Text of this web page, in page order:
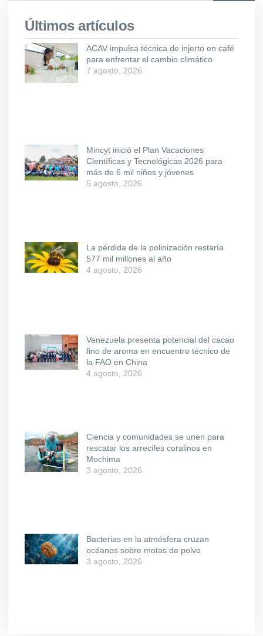
Últimos artículos
ACAV impulsa técnica de injerto en café
para enfrentar el cambio climático
7 agosto, 2026
Mincyt inició el Plan Vacaciones
Científicas y Tecnológicas 2026 para
más de 6 mil niños y jóvenes
5 agosto, 2026
La pérdida de la polinización restaría
577 mil millones al año
4 agosto, 2026
Venezuela presenta potencial del cacao
fino de aroma en encuentro técnico de
la FAO en China
4 agosto, 2026
Ciencia y comunidades se unen para
rescatar los arrecifes coralinos en
Mochima
3 agosto, 2026
Bacterias en la atmósfera cruzan
océanos sobre motas de polvo
3 agosto, 2026